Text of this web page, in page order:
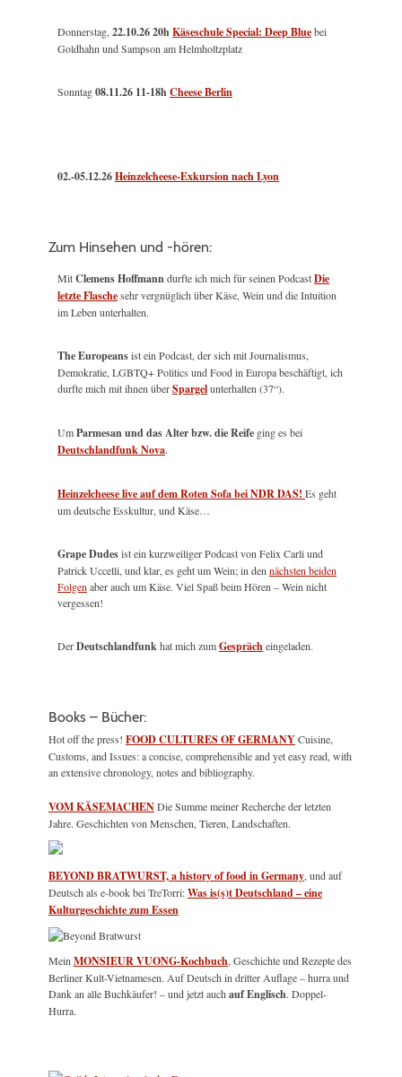
Donnerstag,22.10.26 20hKäseschule Special: Deep Bluebei
Goldhahn und Sampson am Helmholtzplatz
Sonntag08.11.26 11-18hCheese Berlin
02.-05.12.26Heinzelcheese-Exkursion nach Lyon
Zum Hinsehen und -hören:
MitClemens Hoffmanndurfte ich mich für seinen PodcastDie
letzte Flaschesehr vergnüglich über Käse, Wein und die Intuition
im Leben unterhalten.
The Europeansist ein Podcast, der sich mit Journalismus,
Demokratie, LGBTQ+ Politics und Food in Europa beschäftigt, ich
durfte mich mit ihnen überSpargelunterhalten (37“).
UmParmesan und das Alter bzw. die Reife ging es bei
Deutschlandfunk Nova.
Heinzelcheese live auf dem Roten Sofa bei NDR DAS! Es geht
um deutsche Esskultur, und Käse…
Grape Dudesist ein kurzweiliger Podcast von Felix Carli und
Patrick Uccelli, und klar, es geht um Wein; in dennächsten beiden
Folgenaber auch um Käse. Viel Spaß beim Hören – Wein nicht
vergessen!
DerDeutschlandfunkhat mich zumGesprächeingeladen.
Books – Bücher:
Hot off the press! FOOD CULTURES OF GERMANYCuisine,
Customs, and Issues: a concise, comprehensible and yet easy read, with
an extensive chronology, notes and bibliography.
VOM KÄSEMACHENDie Summe meiner Recherche der letzten
Jahre. Geschichten von Menschen, Tieren, Landschaften.
BEYOND BRATWURST, a history of food in Germany, und auf
Deutsch als e-book bei TreTorri:Was is(s)t Deutschland – eine
Kulturgeschichte zum Essen
MeinMONSIEUR VUONG-Kochbuch, Geschichte und Rezepte des
Berliner Kult-Vietnamesen. Auf Deutsch in dritter Auflage – hurra und
Dank an alle Buchkäufer! – und jetzt auchauf Englisch. Doppel-
Hurra.